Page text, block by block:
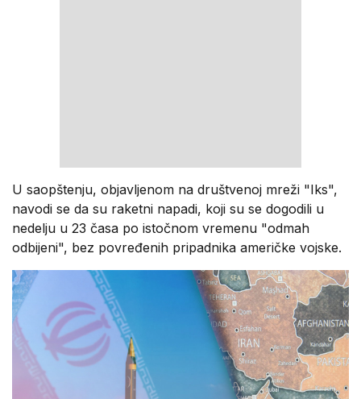
U saopštenju, objavljenom na društvenoj mreži "Iks",
navodi se da su raketni napadi, koji su se dogodili u
nedelju u 23 časa po istočnom vremenu "odmah
odbijeni", bez povređenih pripadnika američke vojske.